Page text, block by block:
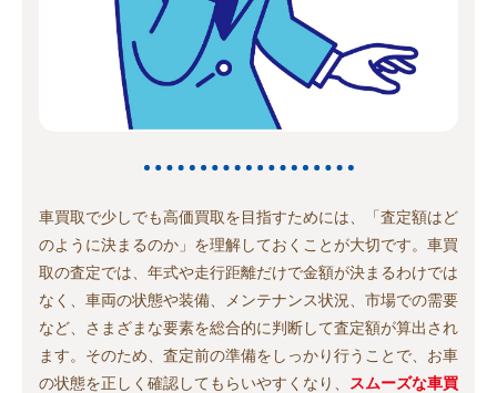
車買取で少しでも高価買取を目指すためには、「査定額はど
のように決まるのか」を理解しておくことが大切です。車買
取の査定では、年式や走行距離だけで金額が決まるわけでは
なく、車両の状態や装備、メンテナンス状況、市場での需要
など、さまざまな要素を総合的に判断して査定額が算出され
ます。そのため、査定前の準備をしっかり行うことで、お車
の状態を正しく確認してもらいやすくなり、
スムーズな車買